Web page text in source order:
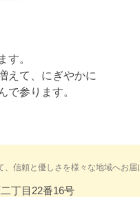
す。
えて、にぎやかに
で参ります。
、信頼と優しさを様々な地域へお届
丁目22番16号